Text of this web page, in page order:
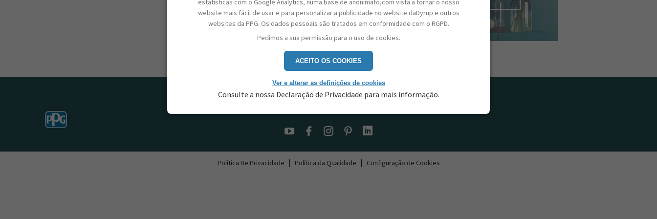
Política De Privacidade | Política da Qualidade | Configuração de Cookies
estatísticas com o Google Analytics, numa base de anonimato,com vista a tornar o nosso
website mais fácil de usar e para personalizar a publicidade no website daDyrup e outros
websites da PPG. Os dados pessoais são tratados em conformidade com o RGPD.
Pedimos a sua permissão para o uso de cookies.
ACEITO OS COOKIES
Ver e alterar as definições de cookies
Consulte a nossa Declaração de Privacidade para mais informação.